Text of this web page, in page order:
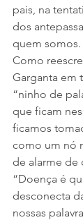
pais, na
dos
quem somos.
Como
Garganta em
“ninho de
que ficam
ficamos
como um nó
de alarme de
“Doença é
desconecta
nossas